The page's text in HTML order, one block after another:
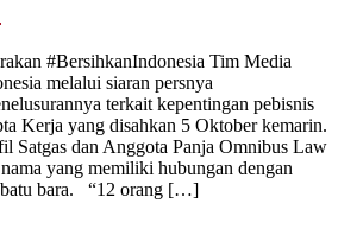
#BersihkanIndonesia Tim Media
melalui siaran persnya
terkait kepentingan pebisnis
Kerja yang disahkan 5 Oktober kemarin.
Satgas dan Anggota Panja Omnibus Law
yang memiliki hubungan dengan
batu bara. “12 orang […]